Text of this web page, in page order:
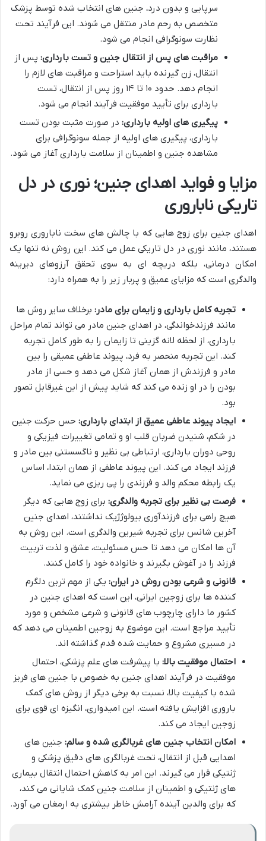
سرپایی و بدون درد، جنین های انتخاب شده توسط پزشک
متخصص به رحم مادر منتقل می شوند. این فرآیند تحت
نظارت سونوگرافی انجام می شود.
مراقبت های پس از انتقال جنین و تست بارداری: پس از
انتقال، زن گیرنده باید استراحت و مراقبت های لازم را
انجام دهد. حدود ۱۰ تا ۱۴ روز پس از انتقال، تست
بارداری برای تأیید موفقیت فرآیند انجام می شود.
پیگیری های اولیه بارداری: در صورت مثبت بودن تست
بارداری، پیگیری های اولیه از جمله سونوگرافی برای
مشاهده جنین و اطمینان از سلامت بارداری آغاز می شود.
مزایا و فواید اهدای جنین؛ نوری در دل
تاریکی ناباروری
اهدای جنین برای زوج هایی که با چالش های سخت ناباروری روبرو
هستند، مانند نوری در دل تاریکی عمل می کند. این روش نه تنها یک
امکان درمانی، بلکه دریچه ای به سوی تحقق آرزوهای دیرینه
والدگری است که مزایای عمیق و پربار زیر را به همراه دارد:
تجربه کامل بارداری و زایمان برای مادر: برخلاف سایر روش ها
مانند فرزندخواندگی، در اهدای جنین مادر می تواند تمام مراحل
بارداری، از لحظه لانه گزینی تا زایمان را به طور کامل تجربه
کند. این تجربه منحصر به فرد، پیوند عاطفی عمیقی را بین
مادر و فرزندش از همان آغاز شکل می دهد و حسی از مادر
بودن را در او زنده می کند که شاید پیش از این غیرقابل تصور
بود.
ایجاد پیوند عاطفی عمیق از ابتدای بارداری: حس حرکت جنین
در شکم، شنیدن ضربان قلب او و تمامی تغییرات فیزیکی و
روحی دوران بارداری، ارتباطی بی نظیر و ناگسستنی بین مادر و
فرزند ایجاد می کند. این پیوند عاطفی از همان ابتدا، اساس
یک رابطه محکم والد و فرزندی را پی ریزی می نماید.
فرصت بی نظیر برای تجربه والدگری: برای زوج هایی که دیگر
هیچ راهی برای فرزندآوری بیولوژژیک نداشتند، اهدای جنین
آخرین شانس برای تجربه شیرین والدگری است. این روش به
آن ها امکان می دهد تا حس مسئولیت، عشق و لذت تربیت
فرزند را در آغوش بگیرند و خانواده خود را کامل کنند.
قانونی و شرعی بودن روش در ایران: یکی از مهم ترین دلگرم
کننده ها برای زوجین ایرانی، این است که اهدای جنین در
کشور ما دارای چارچوب های قانونی و شرعی مشخص و مورد
تأیید مراجع است. این موضوع به زوجین اطمینان می دهد که
در مسیری مشروع و حمایت شده قدم گذاشته اند.
احتمال موفقیت بالا: با پیشرفت های علم پزشکی، احتمال
موفقیت در فرآیند اهدای جنین به خصوص با جنین های فریز
شده با کیفیت بالا، نسبت به برخی دیگر از روش های کمک
باروری افزایش یافته است. این امیدواری، انگیزه ای قوی برای
زوجین ایجاد می کند.
امکان انتخاب جنین های غربالگری شده و سالم: جنین های
اهدایی قبل از انتقال، تحت غربالگری های دقیق پزشکی و
ژنتیکی قرار می گیرند. این امر به کاهش احتمال انتقال بیماری
های ژنتیکی و اطمینان از سلامت جنین کمک شایانی می کند،
که برای والدین آینده آرامش خاطر بیشتری به ارمغان می آورد.